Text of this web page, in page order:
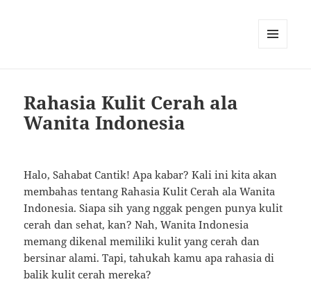
Rahasia Kulit Cerah ala
Wanita Indonesia
Halo, Sahabat Cantik! Apa kabar? Kali ini kita akan
membahas tentang Rahasia Kulit Cerah ala Wanita
Indonesia. Siapa sih yang nggak pengen punya kulit
cerah dan sehat, kan? Nah, Wanita Indonesia
memang dikenal memiliki kulit yang cerah dan
bersinar alami. Tapi, tahukah kamu apa rahasia di
balik kulit cerah mereka?